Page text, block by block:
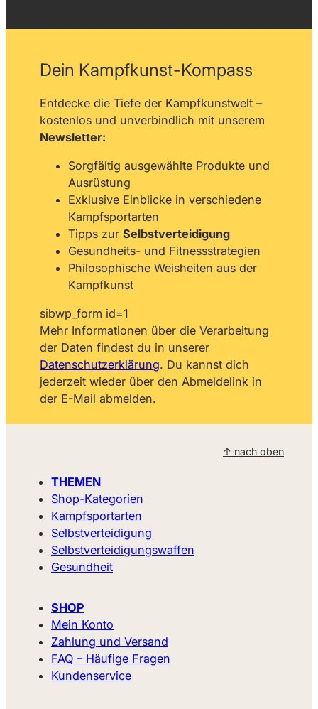
Dein Kampfkunst-Kompass
Entdecke die Tiefe der Kampfkunstwelt –
kostenlos und unverbindlich mit unserem
Newsletter:
Sorgfältig ausgewählte Produkte und
Ausrüstung
Exklusive Einblicke in verschiedene
Kampfsportarten
Tipps zur Selbstverteidigung
Gesundheits- und Fitnessstrategien
Philosophische Weisheiten aus der
Kampfkunst
sibwp_form id=1
Mehr Informationen über die Verarbeitung
der Daten findest du in unserer
Datenschutzerklärung. Du kannst dich
jederzeit wieder über den Abmeldelink in
der E-Mail abmelden.
↑ nach oben
THEMEN
Shop-Kategorien
Kampfsportarten
Selbstverteidigung
Selbstverteidigungswaffen
Gesundheit
SHOP
Mein Konto
Zahlung und Versand
FAQ – Häufige Fragen
Kundenservice